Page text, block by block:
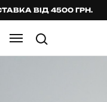
ВІД 4500 ГРН.